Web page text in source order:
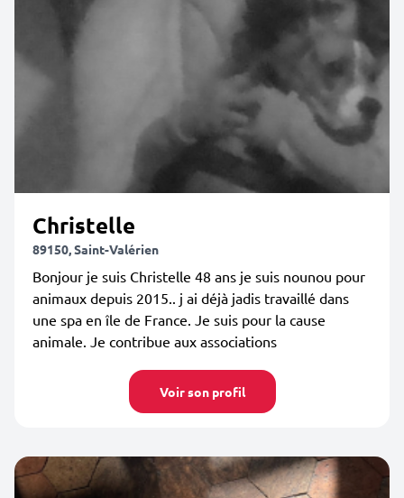
Christelle
89150, Saint-Valérien
Bonjour je suis Christelle 48 ans je suis nounou pour
animaux depuis 2015.. j ai déjà jadis travaillé dans
une spa en île de France. Je suis pour la cause
animale. Je contribue aux associations
Voir son profil